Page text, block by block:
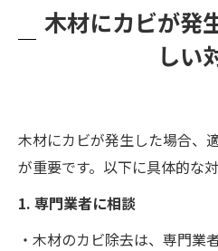
木材にカビが発
しい
木材にカビが発生した場合、
が重要です。以下に具体的な
1. 専門業者に相談
・木材のカビ除去は、専門業